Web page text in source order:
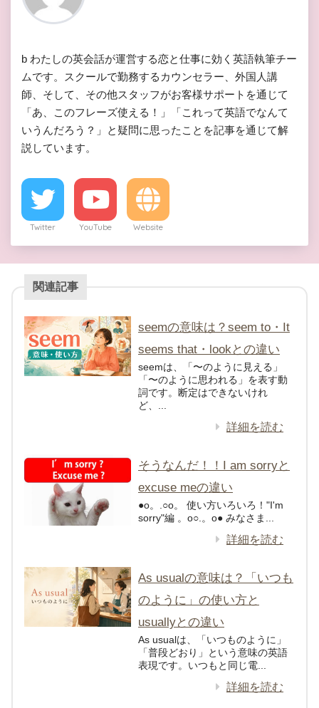
b わたしの英会話が運営する恋と仕事に効く英語執筆チー
ムです。スクールで勤務するカウンセラー、外国人講
師、そして、その他スタッフがお客様サポートを通じて
「あ、このフレーズ使える！」「これって英語でなんて
いうんだろう？」と疑問に思ったことを記事を通じて解
説しています。
Twitter YouTube Website
関連記事
seemの意味は？seem to・It
seems that・lookとの違い
seemは、「〜のように見える」
「〜のように思われる」を表す動
詞です。断定はできないけれ
ど、...
詳細を読む
そうなんだ！！I am sorryと
excuse meの違い
●o。.○o。 使い方いろいろ！"I'm
sorry"編 。o○.。o● みなさま...
詳細を読む
As usualの意味は？「いつも
のように」の使い方と
usuallyとの違い
As usualは、「いつものように」
「普段どおり」という意味の英語
表現です。いつもと同じ電...
詳細を読む